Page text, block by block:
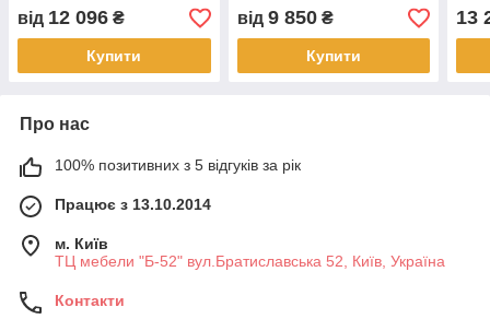
від 12 096 ₴
Купити
від 9 850₴
Купити
13
Про нас
100% позитивних з 5 відгуків за рік
Працює з 13.10.2014
м. Київ
ТЦ мебели "Б-52" вул.Братиславська 52, Київ, Україна
Контакти